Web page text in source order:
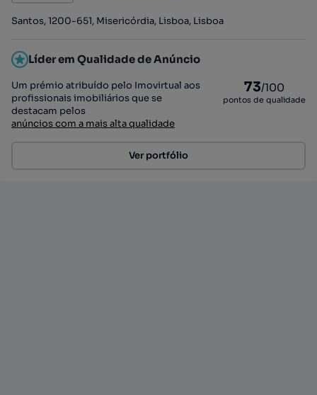
Santos, 1200-651, Misericórdia, Lisboa, Lisboa
Líder em Qualidade de Anúncio
Um prémio atribuído pelo Imovirtual aos
profissionais imobiliários que se
destacam pelos
anúncios com a mais alta qualidade
73/100
pontos de qualidade
Ver portfólio